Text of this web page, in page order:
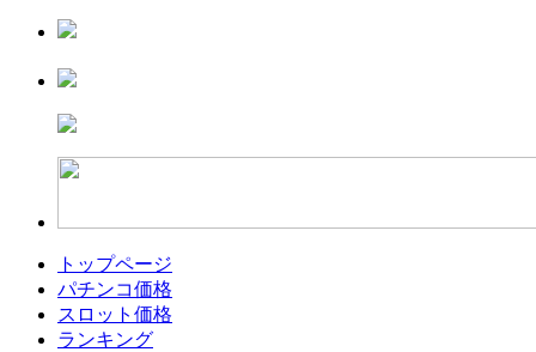
トップページ
パチンコ価格
スロット価格
ランキング